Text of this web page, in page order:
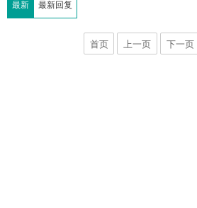
最新 最新回复
首页 上一页 下一页